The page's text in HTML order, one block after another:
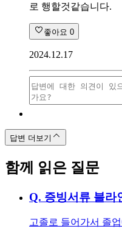
로 행할것같습니다.
좋아요 0
2024.12.17
답변 더보기
함께 읽은 질문
Q. 증빙서류 블라
고졸로 들어가서 졸